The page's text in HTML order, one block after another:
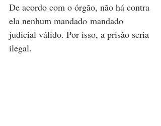
De acordo com o órgão, não há contra
ela nenhum mandado mandado
judicial válido. Por isso, a prisão seria
ilegal.